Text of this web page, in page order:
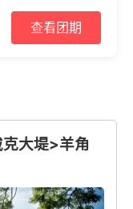
查看团期
大堤>羊角